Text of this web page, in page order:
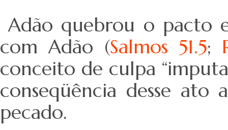
Adão quebrou o pacto
com Adão (Salmos 51.5;
conceito de culpa
conseqüência desse
pecado.